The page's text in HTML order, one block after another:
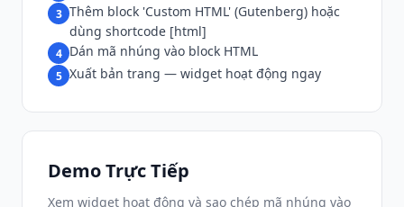
3 Thêm block 'Custom HTML' (Gutenberg) hoặc
dùng shortcode [html]
4 Dán mã nhúng vào block HTML
5 Xuất bản trang — widget hoạt động ngay
Demo Trực Tiếp
Xem widget hoạt động và sao chép mã nhúng vào